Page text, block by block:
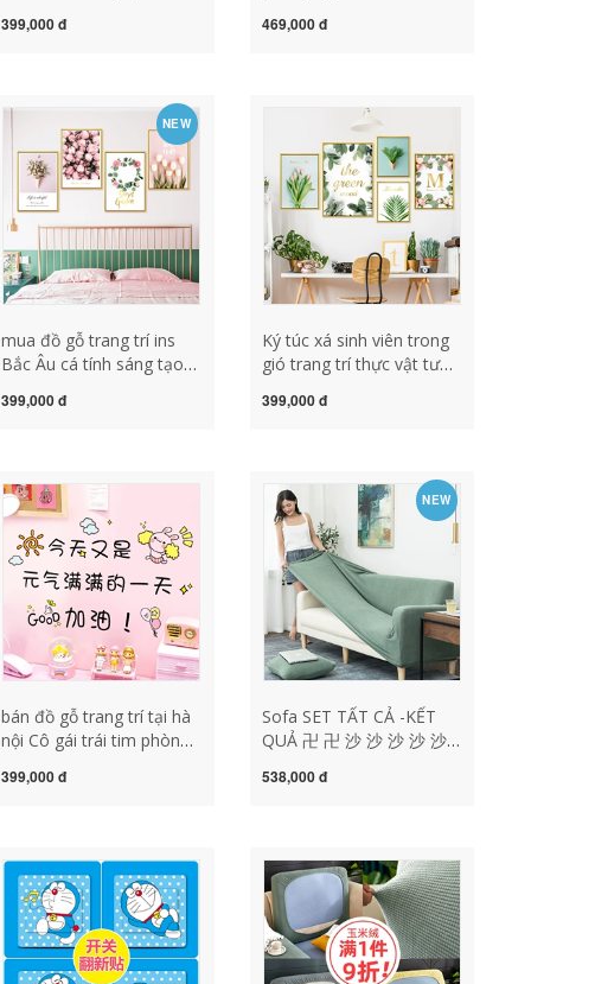
dán tường dán tường
tháo rời đồ gỗ trang trí
phòng ngủ đồ gỗ trang trí
văn phòng
399,000 đ
đại học ký túc xá cải tạo
bằng gỗ đẹp
469,000 đ
NEW
mua đồ gỗ trang trí ins
Bắc Âu cá tính sáng tạo
trang trí dễ thương ấm áp
đồ gỗ trang trí nội thất đồ
gỗ trang trí ban công
399,000 đ
Ký túc xá sinh viên trong
gió trang trí thực vật tươi
tường sofa nền tường
trí ha noi
399,000 đ
bán đồ gỗ trang trí tại hà
nội Cô gái trái tim phòng
trang trí phòng bố trí
dán tường đồ trang trí
bằng gỗ giá đồ gỗ trang
trí nội thất
399,000 đ
NEW
Sofa SET TẤT CẢ -KẾT
QUẢ 卍 卍 沙 沙 沙 沙 沙
沙 沙 沙 沙 沙 沙 沙 沙 đồ
538,000 đ